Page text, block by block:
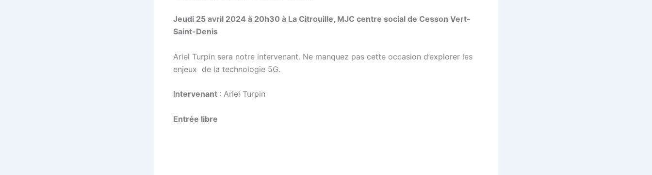
Jeudi 25 avril 2024 à 20h30 à La Citrouille, MJC centre social de Cesson Vert-
Saint-Denis
Ariel Turpin sera notre intervenant. Ne manquez pas cette occasion d’explorer les
enjeux de la technologie 5G.
Intervenant : Ariel Turpin
Entrée libre